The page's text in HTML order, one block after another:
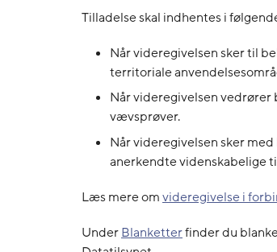
Tilladelse skal indhentes i
Når videregivelsen sker til
territoriale
Når videregivelsen vedrører
vævsprøver.
Når videregivelsen sker
anerkendte videnskabelige
Læs mere omvideregivelse i
UnderBlanketterfinder du